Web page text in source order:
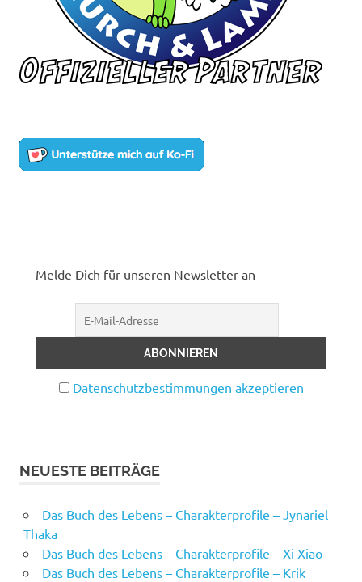
Melde Dich für unseren Newsletter an
Datenschutzbestimmungen akzeptieren
NEUESTE BEITRÄGE
Das Buch des Lebens – Charakterprofile – Jynariel
Thaka
Das Buch des Lebens – Charakterprofile – Xi Xiao
Das Buch des Lebens – Charakterprofile – Krik